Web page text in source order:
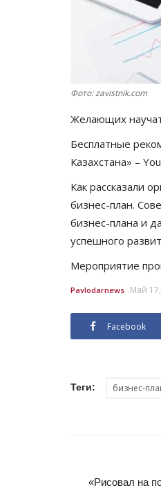
Фото: zavistnik.com
Желающих
Бесплатные
Казахстана» –
Как рассказали
бизнес-план.
бизнес-плана и
успешного
Мероприятие
Pavlodarnews Май
Facebook
Теги: бизнес-
«Рисовал на